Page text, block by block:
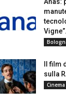
Il film
sulla
Cinema